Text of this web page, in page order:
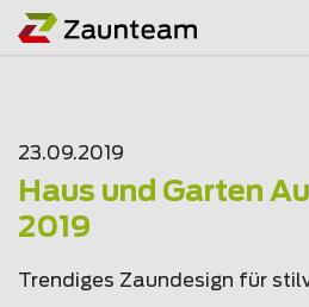
23.09.2019
Haus und Garten
2019
Trendiges Zaundesign für